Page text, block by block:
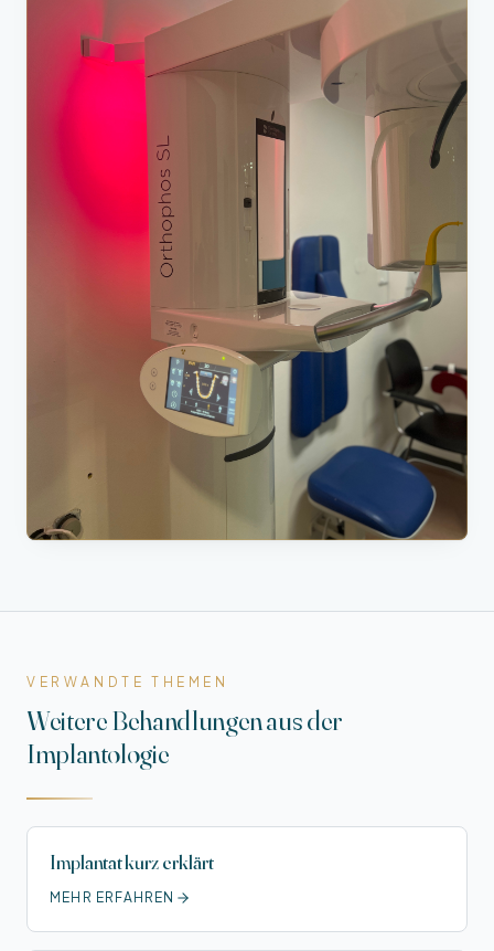
VERWANDTE THEMEN
Weitere Behandlungen aus der
Implantologie
Implantat kurz erklärt
MEHR ERFAHREN